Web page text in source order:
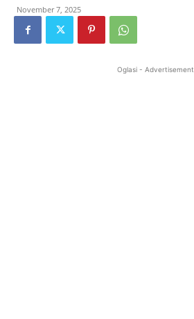
November 7, 2025
Oglasi - Advertisement